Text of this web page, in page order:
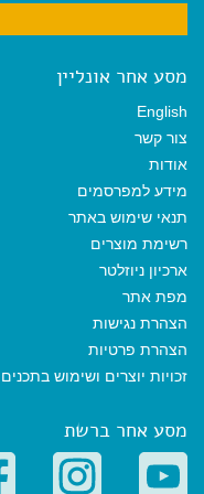
מסע אחר אונליין
English
צור קשר
אודות
מידע למפרסמים
תנאי שימוש באתר
רשימת מוצרים
ארכיון ניוזלטר
מפת אתר
הצהרת נגישות
הצהרת פרטיות
זכויות יוצרים ושימוש בתכנים
מסע אחר ברשת